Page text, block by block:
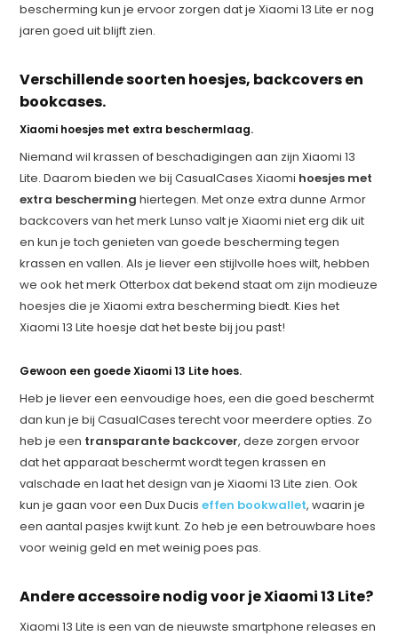
bescherming kun je ervoor zorgen dat je Xiaomi 13 Lite er nog
jaren goed uit blijft zien.
Verschillende soorten hoesjes, backcovers en
bookcases.
Xiaomi hoesjes met extra beschermlaag.
Niemand wil krassen of beschadigingen aan zijn Xiaomi 13
Lite. Daarom bieden we bij CasualCases Xiaomi hoesjes met
extra bescherming hiertegen. Met onze extra dunne Armor
backcovers van het merk Lunso valt je Xiaomi niet erg dik uit
en kun je toch genieten van goede bescherming tegen
krassen en vallen. Als je liever een stijlvolle hoes wilt, hebben
we ook het merk Otterbox dat bekend staat om zijn modieuze
hoesjes die je Xiaomi extra bescherming biedt. Kies het
Xiaomi 13 Lite hoesje dat het beste bij jou past!
Gewoon een goede Xiaomi 13 Lite hoes.
Heb je liever een eenvoudige hoes, een die goed beschermt
dan kun je bij CasualCases terecht voor meerdere opties. Zo
heb je een transparante backcover, deze zorgen ervoor
dat het apparaat beschermt wordt tegen krassen en
valschade en laat het design van je Xiaomi 13 Lite zien. Ook
kun je gaan voor een Dux Duciseffen bookwallet, waarin je
een aantal pasjes kwijt kunt. Zo heb je een betrouwbare hoes
voor weinig geld en met weinig poes pas.
Andere accessoire nodig voor je Xiaomi 13 Lite?
Xiaomi 13 Lite is een van de nieuwste smartphone releases en